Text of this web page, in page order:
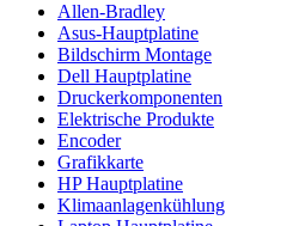
Allen-Bradley
Asus-Hauptplatine
Bildschirm Montage
Dell Hauptplatine
Druckerkomponenten
Elektrische Produkte
Encoder
Grafikkarte
HP Hauptplatine
Klimaanlagenkühlung